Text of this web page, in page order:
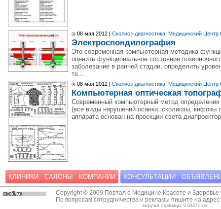
08 мая 2012 | Сколиоз-диагностика, Медицинский
Электроспондилография
Это современная компьютерная методика
оценить функциональное состояние
заболевание в ранней стадии, определить
те...
08 мая 2012 | Сколиоз-диагностика, Медицинский
Компьютерная оптическая
Современный компьютерный метод определения
(все виды нарушений осанки, сколиозы, кифозы
аппарата основан на проекции света
КЛИНИКИ САЛОНЫ КОМПАНИИ КОНСУЛЬТАЦИИ
Copyright © 2009 Портал о Медицине Красоте и Здоровье
По вопросам сотрудничества и рекламы пишите на
загрузка страницы: 0.03372 sec